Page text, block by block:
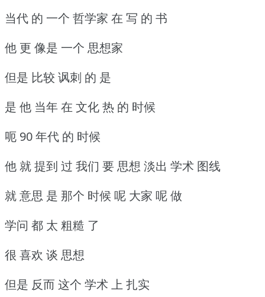
当代 的 一个 哲学家 在 写 的 书
他 更 像是 一个 思想家
但是 比较 讽刺 的 是
是 他 当年 在 文化 热 的 时候
呃 90 年代 的 时候
他 就 提到 过 我们 要 思想 淡出 学术 图线
就 意思 是 那个 时候 呢 大家 呢 做
学问 都 太 粗糙 了
很 喜欢 谈 思想
但是 反而 这个 学术 上 扎实